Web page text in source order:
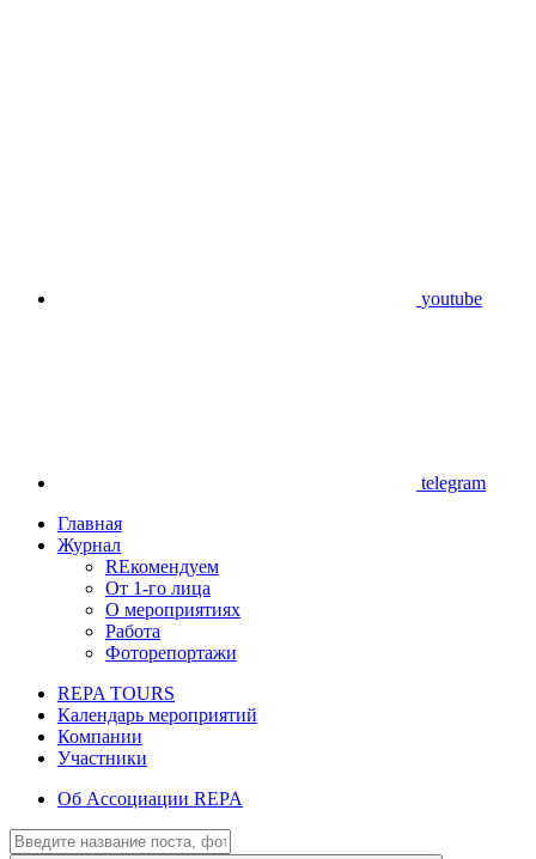
youtube
telegram
Главная
Журнал
REкомендуем
От 1-го лица
О мероприятиях
Работа
Фоторепортажи
REPA TOURS
Календарь мероприятий
Компании
Участники
Об Ассоциации REPA